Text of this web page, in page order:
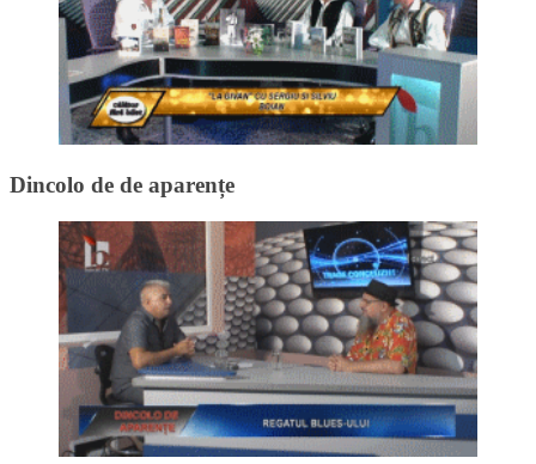
Dincolo de de aparențe